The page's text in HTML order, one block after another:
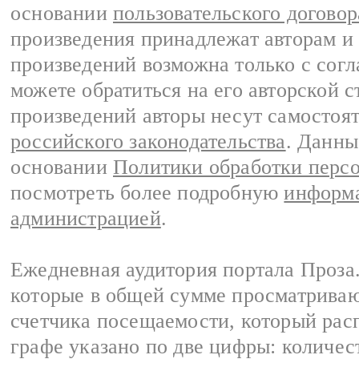
основании пользовательского
произведения принадлежат авторам
произведений возможна только с
можете обратиться на его авторской
произведений авторы несут
российского законодательства.
основании Политики обработки
посмотреть более подробную
администрацией.
Ежедневная аудитория портала
которые в общей сумме
счетчика посещаемости, который
графе указано по две цифры: